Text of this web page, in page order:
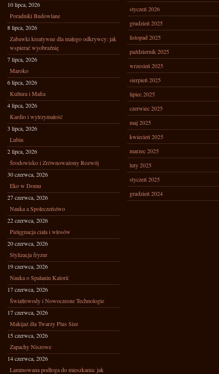
10 lipca, 2026
Poradniki Budowlane
8 lipca, 2026
Zabawki kreatywne dla małego odkrywcy: jak
wspierać wyobraźnię
7 lipca, 2026
Maroko
6 lipca, 2026
Kultura i Mafia
4 lipca, 2026
Kardio i wytrzymałość
3 lipca, 2026
Lubin
2 lipca, 2026
Środowisko i Zrównoważony Rozwój
30 czerwca, 2026
Eko w Domu
27 czerwca, 2026
Nauka a Społeczeństwo
22 czerwca, 2026
Pielęgnacja ciała i włosów
20 czerwca, 2026
Stylizacja fryzur
19 czerwca, 2026
Nauka o Spalaniu Kalorii
17 czerwca, 2026
Światłowody i Nowoczesne Technologie
17 czerwca, 2026
Makijaż dla Twarzy Plus Size
15 czerwca, 2026
Zapachy Niszowe
14 czerwca, 2026
Laminowana podłoga do mieszkania: jak
styczeń 2026
grudzień 2025
listopad 2025
październik 2025
wrzesień 2025
sierpień 2025
lipiec 2025
czerwiec 2025
maj 2025
kwiecień 2025
marzec 2025
luty 2025
styczeń 2025
grudzień 2024